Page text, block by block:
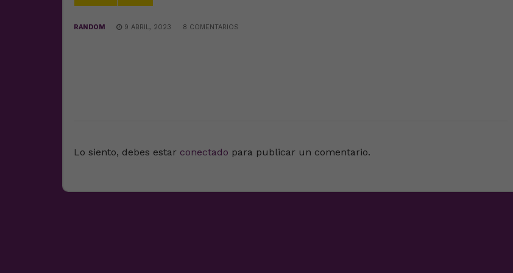
RANDOM 9 ABRIL, 2023 8 COMENTARIOS
Lo siento, debes estar conectado para publicar un comentario.